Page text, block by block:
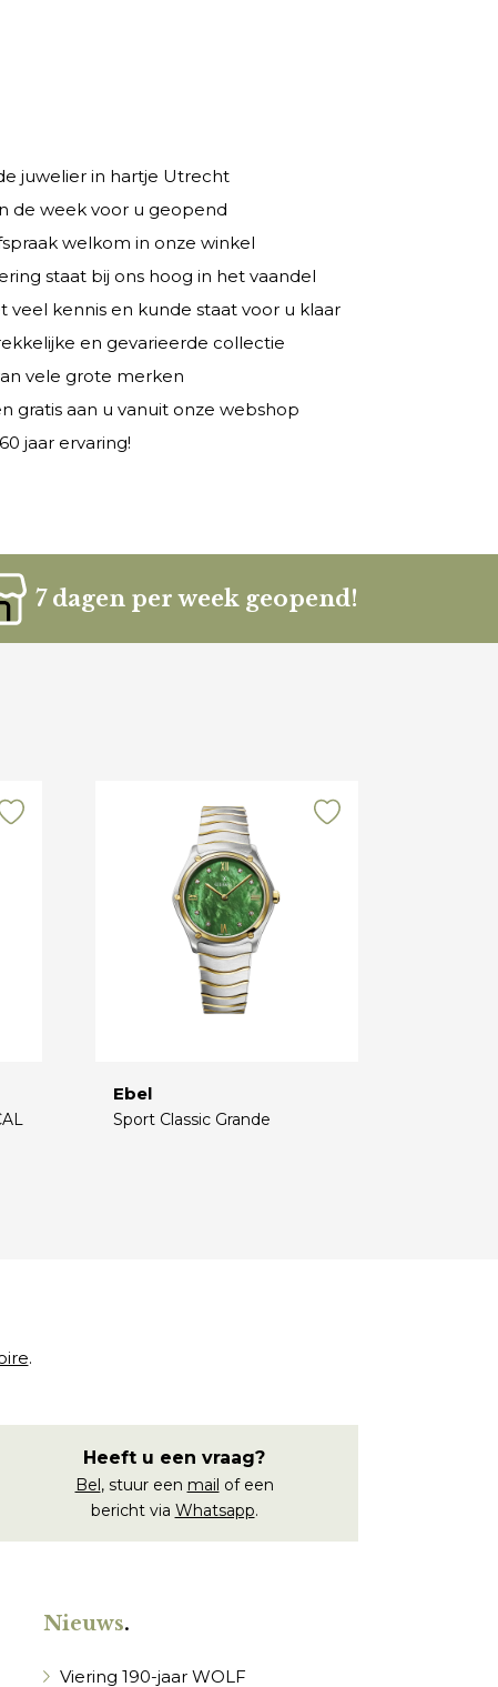
juwelier in hartje Utrecht
de week voor u geopend
welkom in onze winkel
staat bij ons hoog in het vaandel
veel kennis en kunde staat voor u klaar
en gevarieerde collectie
vele grote merken
gratis aan u vanuit onze webshop
jaar ervaring!
7 dagen per week geopend!
Ebel
Sport Classic Grande
.
Heeft u een vraag?
Bel, stuur een mail of een
bericht via Whatsapp.
Nieuws.
Viering 190-jaar WOLF